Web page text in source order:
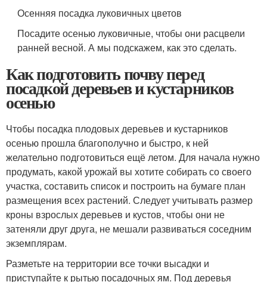
Осенняя посадка луковичных цветов
Посадите осенью луковичные, чтобы они расцвели
ранней весной. А мы подскажем, как это сделать.
Как подготовить почву перед
посадкой деревьев и кустарников
осенью
Чтобы посадка плодовых деревьев и кустарников
осенью прошла благополучно и быстро, к ней
желательно подготовиться ещё летом. Для начала нужно
продумать, какой урожай вы хотите собирать со своего
участка, составить список и построить на бумаге план
размещения всех растений. Следует учитывать размер
кроны взрослых деревьев и кустов, чтобы они не
затеняли друг друга, не мешали развиваться соседним
экземплярам.
Разметьте на территории все точки высадки и
приступайте к рытью посадочных ям. Под деревья